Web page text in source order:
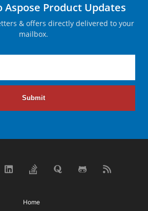
Aspose Product Updates
& offers directly delivered to your
mailbox.
Submit
Home